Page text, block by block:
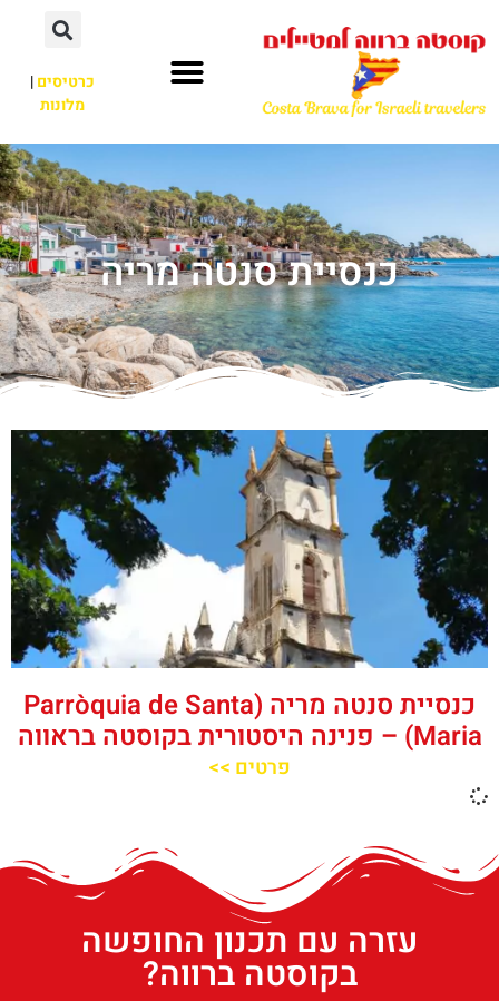
כרטיסים|
מלונות
כנסיית סנטה מריה
כנסיית סנטה מריה (Parròquia de Santa
Maria) – פנינה היסטורית בקוסטה בראווה
פרטים >>
עזרה עם תכנון החופשה
בקוסטה ברווה?